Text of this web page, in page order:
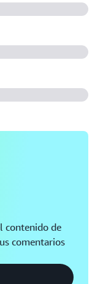
contenido de
comentarios